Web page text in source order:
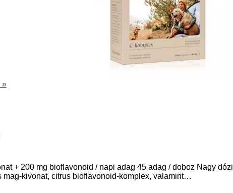
»
+ 200 mg bioflavonoid / napi adag 45 adag / doboz Nagy
kivonat, citrus bioflavonoid-komplex, valamint…